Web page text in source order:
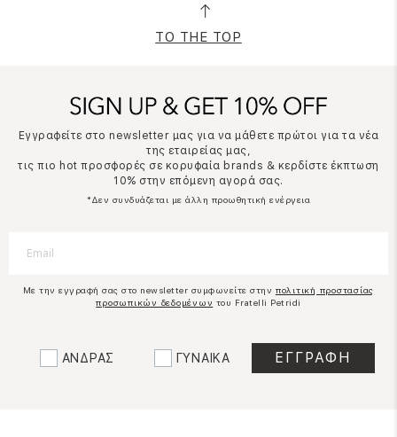
TO THE TOP
Εγγραφείτε στο newsletter μας για να μάθετε πρώτοι για τα νέα
της εταιρείας μας,
τις πιο hot προσφορές σε κορυφαία brands & κερδίστε έκπτωση
10% στην επόμενη αγορά σας.
*Δεν συνδυάζεται με άλλη προωθητική ενέργεια
Με την εγγραφή σας στο newsletter συμφωνείτε στην πολιτική προστασίας
προσωπικών δεδομένων του Fratelli Petridi
ΑΝΔΡΑΣ ΓΥΝΑΙΚΑ